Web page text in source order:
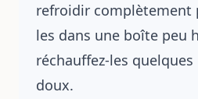
refroidir complètement
les dans une boîte peu
réchauffez-les
doux.